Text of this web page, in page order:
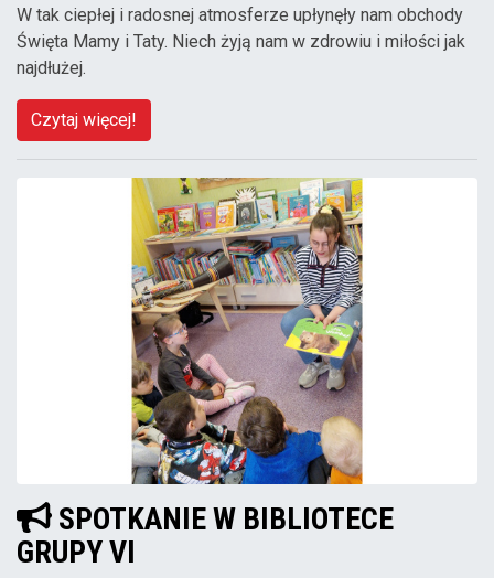
W tak ciepłej i radosnej atmosferze upłynęły nam obchody
Święta Mamy i Taty. Niech żyją nam w zdrowiu i miłości jak
najdłużej.
Czytaj więcej!
SPOTKANIE W BIBLIOTECE
GRUPY VI